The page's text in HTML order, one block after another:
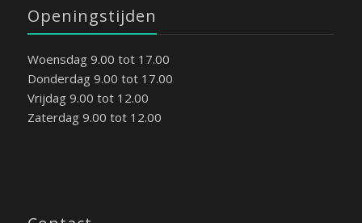
Openingstijden
Woensdag 9.00 tot 17.00
Donderdag 9.00 tot 17.00
Vrijdag 9.00 tot 12.00
Zaterdag 9.00 tot 12.00